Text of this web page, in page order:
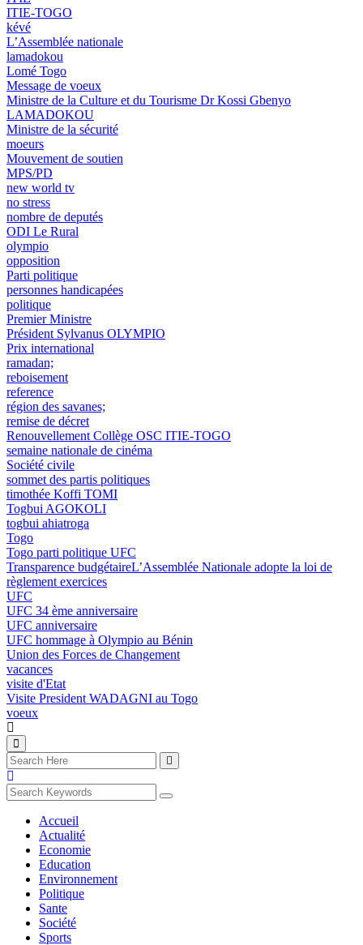
ITIE-TOGO
kévé
L’Assemblée nationale
lamadokou
Lomé Togo
Message de voeux
Ministre de la Culture et du Tourisme Dr Kossi Gbenyo
LAMADOKOU
Ministre de la sécurité
moeurs
Mouvement de soutien
MPS/PD
new world tv
no stress
nombre de deputés
ODI Le Rural
olympio
opposition
Parti politique
personnes handicapées
politique
Premier Ministre
Président Sylvanus OLYMPIO
Prix international
ramadan;
reboisement
reference
région des savanes;
remise de décret
Renouvellement Collège OSC ITIE-TOGO
semaine nationale de cinéma
Société civile
sommet des partis politiques
timothée Koffi TOMI
Togbui AGOKOLI
togbui ahiatroga
Togo
Togo parti politique UFC
Transparence budgétaireL’Assemblée Nationale adopte la loi de
règlement exercices
UFC
UFC 34 ème anniversaire
UFC anniversaire
UFC hommage à Olympio au Bénin
Union des Forces de Changement
vacances
visite d'Etat
Visite President WADAGNI au Togo
voeux
Accueil
Actualité
Economie
Education
Environnement
Politique
Sante
Société
Sports